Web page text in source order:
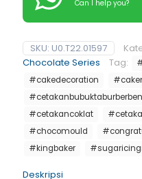
Can I help you?
SKU: U0.T22.01597
Chocolate Series
Tag:
#cakedecoration
#cetakancoklat
#chocomould
#kingbaker
Deskripsi